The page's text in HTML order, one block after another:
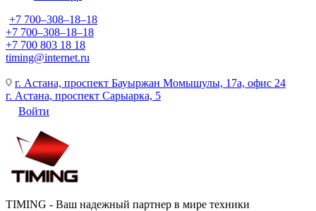
+7 700‒308‒18‒18
+7 700‒308‒18‒18
+7 700 803 18 18
timing@internet.ru
г. Астана, проспект Бауыржан Момышулы, 17а, офис 24
г. Астана, проспект Сарыарка, 5
Войти
TIMING - Ваш надежный партнер в мире техники